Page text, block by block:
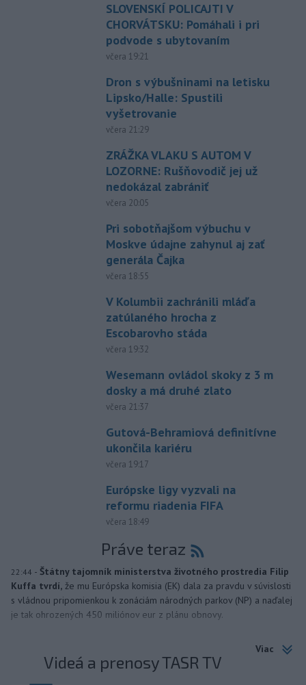
SLOVENSKÍ POLICAJTI V
CHORVÁTSKU: Pomáhali i pri
podvode s ubytovaním
včera 19:21
Dron s výbušninami na letisku
Lipsko/Halle: Spustili
vyšetrovanie
včera 21:29
ZRÁŽKA VLAKU S AUTOM V
LOZORNE: Rušňovodič jej už
nedokázal zabrániť
včera 20:05
Pri sobotňajšom výbuchu v
Moskve údajne zahynul aj zať
generála Čajka
včera 18:55
V Kolumbii zachránili mláďa
zatúlaného hrocha z
Escobarovho stáda
včera 19:32
Wesemann ovládol skoky z 3 m
dosky a má druhé zlato
včera 21:37
Gutová-Behramiová definitívne
ukončila kariéru
včera 19:17
Európske ligy vyzvali na
reformu riadenia FIFA
včera 18:49
Práve teraz
22:44 - Štátny tajomník ministerstva životného prostredia Filip
Kuffa tvrdí, že mu Európska komisia (EK) dala za pravdu v súvislosti
s vládnou pripomienkou k zonáciám národných parkov (NP) a naďalej
je tak ohrozených 450 miliónov eur z plánu obnovy.
Viac
Videá a prenosy TASR TV